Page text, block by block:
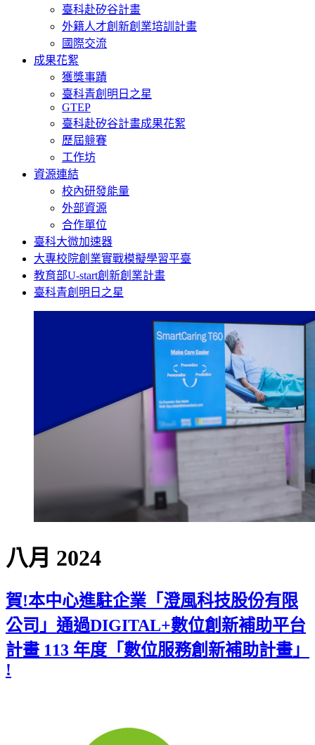
臺科赴矽谷計畫
外籍人才創新創業培訓計畫
國際交流
成果花絮
獲獎事蹟
臺科青創明日之星
GTEP
臺科赴矽谷計畫成果花絮
歷屆競賽
工作坊
資源連結
校內研發能量
外部資源
合作單位
臺科大微加速器
大專校院創業實戰模擬學習平臺
教育部U-start創新創業計畫
臺科青創明日之星
八月 2024
賀!本中心進駐企業「澄風科技股份有限
公司」通過DIGITAL+數位創新補助平台
計畫 113 年度「數位服務創新補助計畫」
!